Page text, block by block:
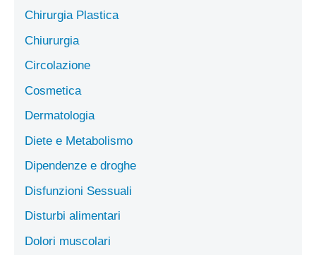
Chirurgia Plastica
Chiururgia
Circolazione
Cosmetica
Dermatologia
Diete e Metabolismo
Dipendenze e droghe
Disfunzioni Sessuali
Disturbi alimentari
Dolori muscolari